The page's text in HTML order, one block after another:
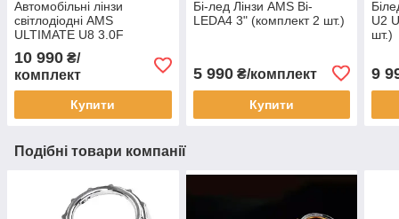
Автомобільні лінзи
світлодіодні AMS
ULTIMATE U8 3.0F
10 990 ₴/
комплект
Купити
Бі-лед Лінзи AMS Bi-
LEDA4 3" (комплект 2 шт.)
5 990₴/комплект
Купити
U2
шт.)
9
Подібні товари компанії